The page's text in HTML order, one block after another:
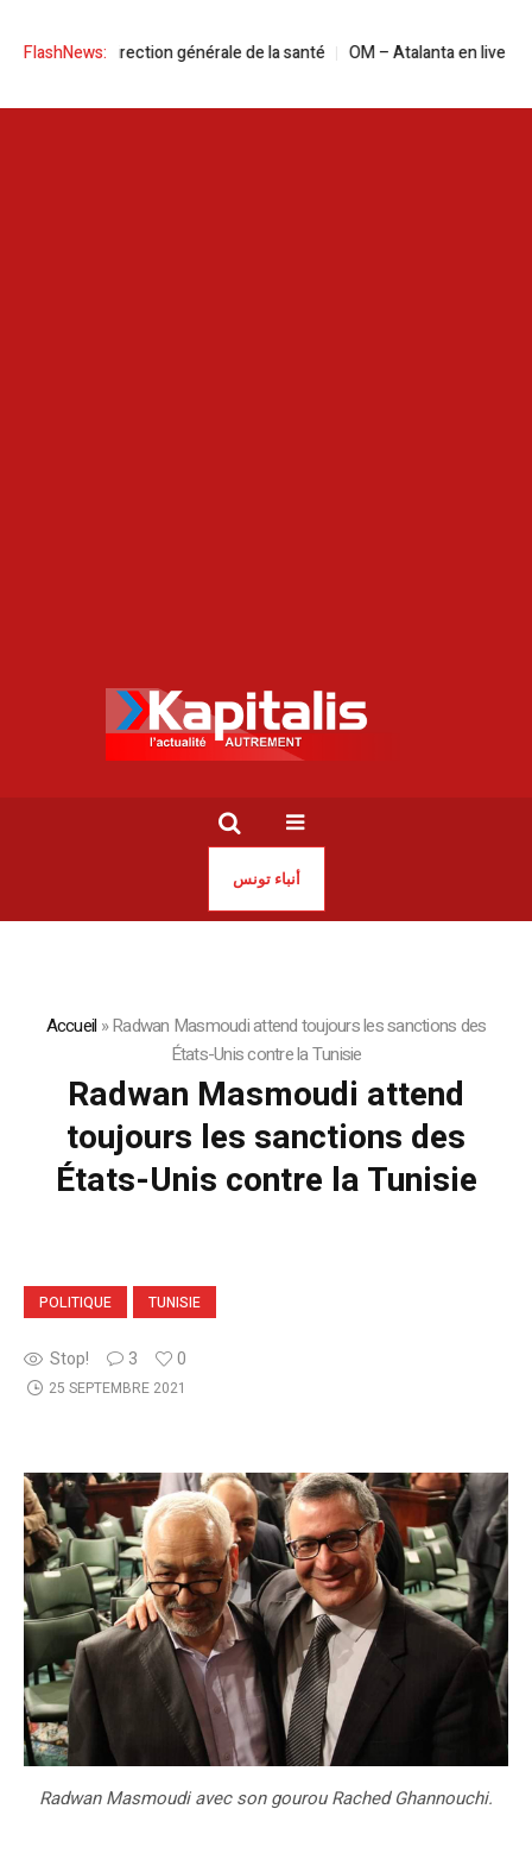
FlashNews:
de la Direction générale de la santé OM – Atalanta en live
أنباء تونس
Accueil »Radwan Masmoudi attend toujours les sanctions des
États-Unis contre la Tunisie
Radwan Masmoudi attend
toujours les sanctions des
États-Unis contre la Tunisie
POLITIQUE TUNISIE
Stop! 3 0
25 SEPTEMBRE 2021
Radwan Masmoudi avec son gourou Rached Ghannouchi.